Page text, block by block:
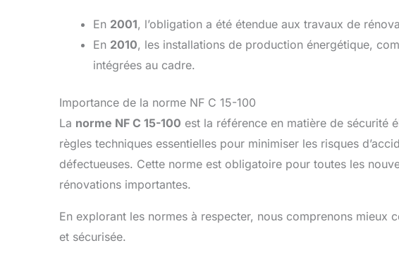
En 2001, l’obligation a été étendue aux travaux de
En 2010, les installations de production énergétique,
intégrées au cadre.
Importance de la norme NF C 15-100
La norme NF C 15-100 est la référence en matière de sécurité
règles techniques essentielles pour minimiser les risques
défectueuses. Cette norme est obligatoire pour toutes les
rénovations importantes.
En explorant les normes à respecter, nous comprenons mieux
et sécurisée.